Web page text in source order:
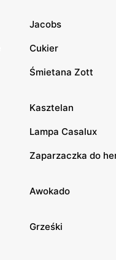
Jacobs
Cukier
Śmietana Zott
Kasztelan
Lampa Casalux
Zaparzaczka do
Awokado
Grześki